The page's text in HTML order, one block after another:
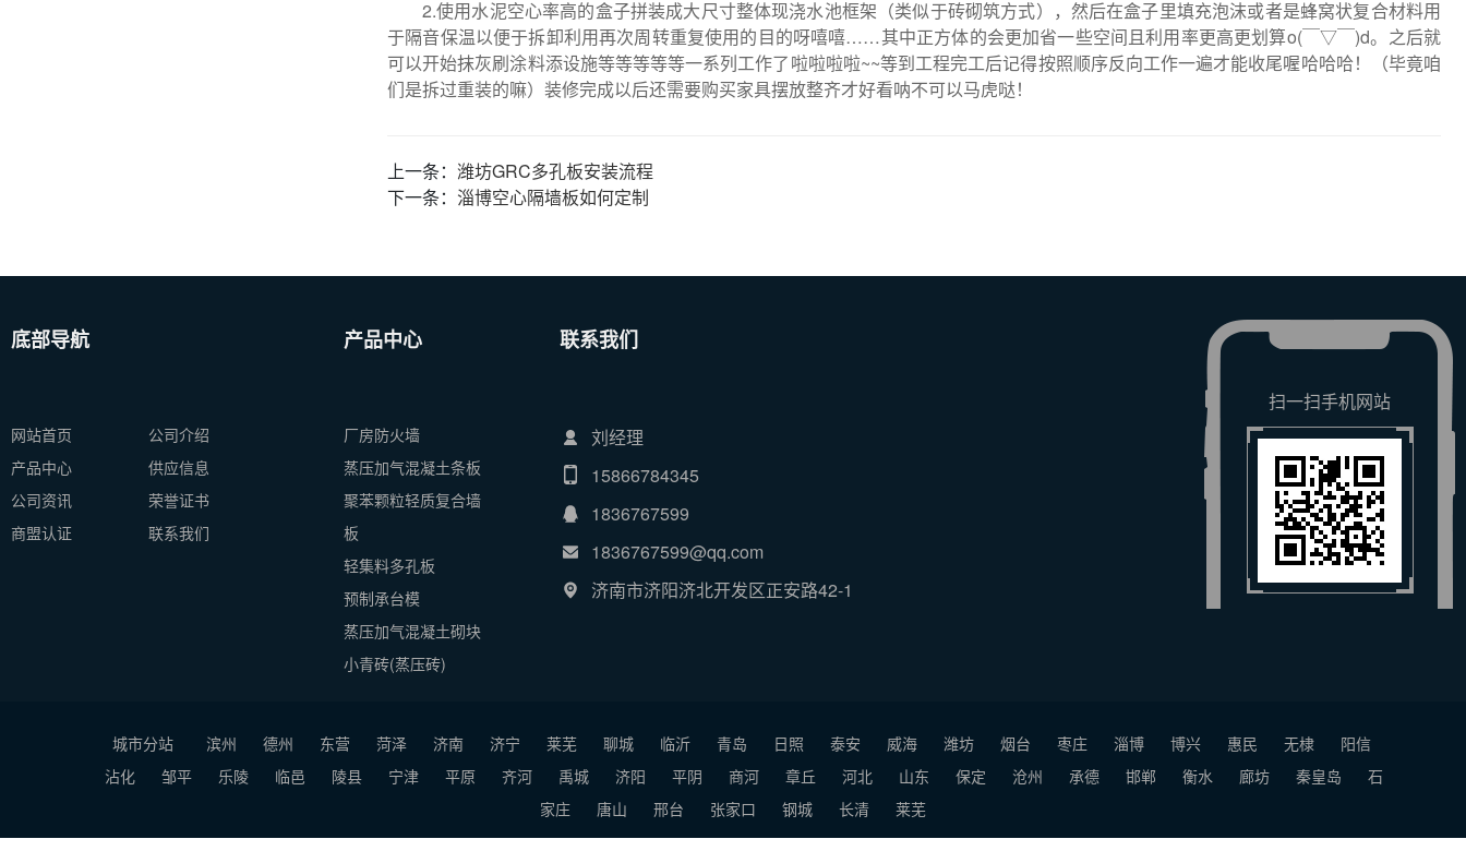
2.使用水泥空心率高的盒子拼装成大尺寸整体现浇水池框架（类似于砖砌筑方式），然后在盒子里填充泡沫或者是蜂窝状复合材料用
于隔音保温以便于拆卸利用再次周转重复使用的目的呀嘻嘻……其中正方体的会更加省一些空间且利用率更高更划算o(￣▽￣)d。之后就
可以开始抹灰刷涂料添设施等等等等等一系列工作了啦啦啦啦~~等到工程完工后记得按照顺序反向工作一遍才能收尾喔哈哈哈！（毕竟咱
们是拆过重装的嘛）装修完成以后还需要购买家具摆放整齐才好看呐不可以马虎哒！
上一条： 潍坊GRC多孔板安装流程
下一条： 淄博空心隔墙板如何定制
底部导航
网站首页
公司介绍
产品中心
供应信息
公司资讯
荣誉证书
商盟认证
联系我们
产品中心
厂房防火墙
蒸压加气混凝土条板
聚苯颗粒轻质复合墙
板
轻集料多孔板
预制承台模
蒸压加气混凝土砌块
小青砖(蒸压砖)
联系我们
刘经理
15866784345
1836767599
1836767599@qq.com
济南市济阳济北开发区正安路42-1
扫一扫手机网站
城市分站 滨州 德州 东营 菏泽 济南 济宁 莱芜 聊城 临沂 青岛 日照 泰安 威海 潍坊 烟台 枣庄 淄博 博兴 惠民 无棣
阳信
沾化
邹平 乐陵 临邑 陵县 宁津 平原 齐河 禹城 济阳 平阴 商河 章丘 河北 山东 保定 沧州 承德 邯郸 衡水 廊坊 秦皇岛
石
家庄
唐山 邢台 张家口 钢城 长清
莱芜